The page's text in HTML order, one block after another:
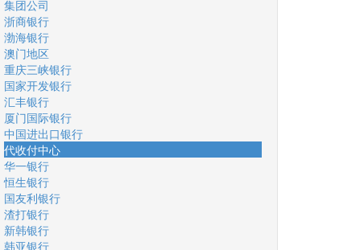
集团公司
浙商银行
渤海银行
澳门地区
重庆三峡银行
国家开发银行
汇丰银行
厦门国际银行
中国进出口银行
代收付中心
华一银行
恒生银行
国友利银行
渣打银行
新韩银行
韩亚银行